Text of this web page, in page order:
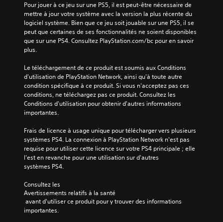
Pour jouer à ce jeu sur une PS5, il est peut-être nécessaire de
mettre à jour votre système avec la version la plus récente du
logiciel système. Bien que ce jeu soit jouable sur une PS5, il se
peut que certaines de ses fonctionnalités ne soient disponibles
que sur une PS4. Consultez PlayStation.com/bc pour en savoir
plus.
Le téléchargement de ce produit est soumis aux Conditions
d'utilisation de PlayStation Network, ainsi qu'à toute autre
condition spécifique à ce produit. Si vous n'acceptez pas ces
conditions, ne téléchargez pas ce produit. Consultez les
Conditions d'utilisation pour obtenir d'autres informations
importantes.
Frais de licence à usage unique pour télécharger vers plusieurs
systèmes PS4. La connexion à PlayStation Network n'est pas
requise pour utiliser cette licence sur votre PS4 principale ; elle
l'est en revanche pour une utilisation sur d'autres
systèmes PS4.
Consultez les
Avertissements relatifs à la santé
importantes.